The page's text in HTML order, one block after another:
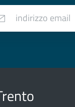
indirizzo email